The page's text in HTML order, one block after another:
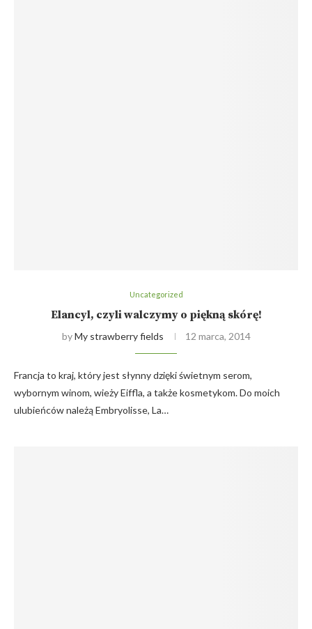
Uncategorized
Elancyl, czyli walczymy o piękną skórę!
byMy strawberry fields 12 marca, 2014
Francja to kraj, który jest słynny dzięki świetnym serom,
wybornym winom, wieży Eiffla, a także kosmetykom. Do moich
ulubieńców należą Embryolisse, La…